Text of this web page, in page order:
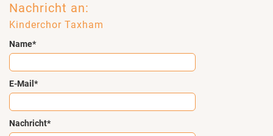
Nachricht an:
Kinderchor Taxham
Name*
E-Mail*
Nachricht*